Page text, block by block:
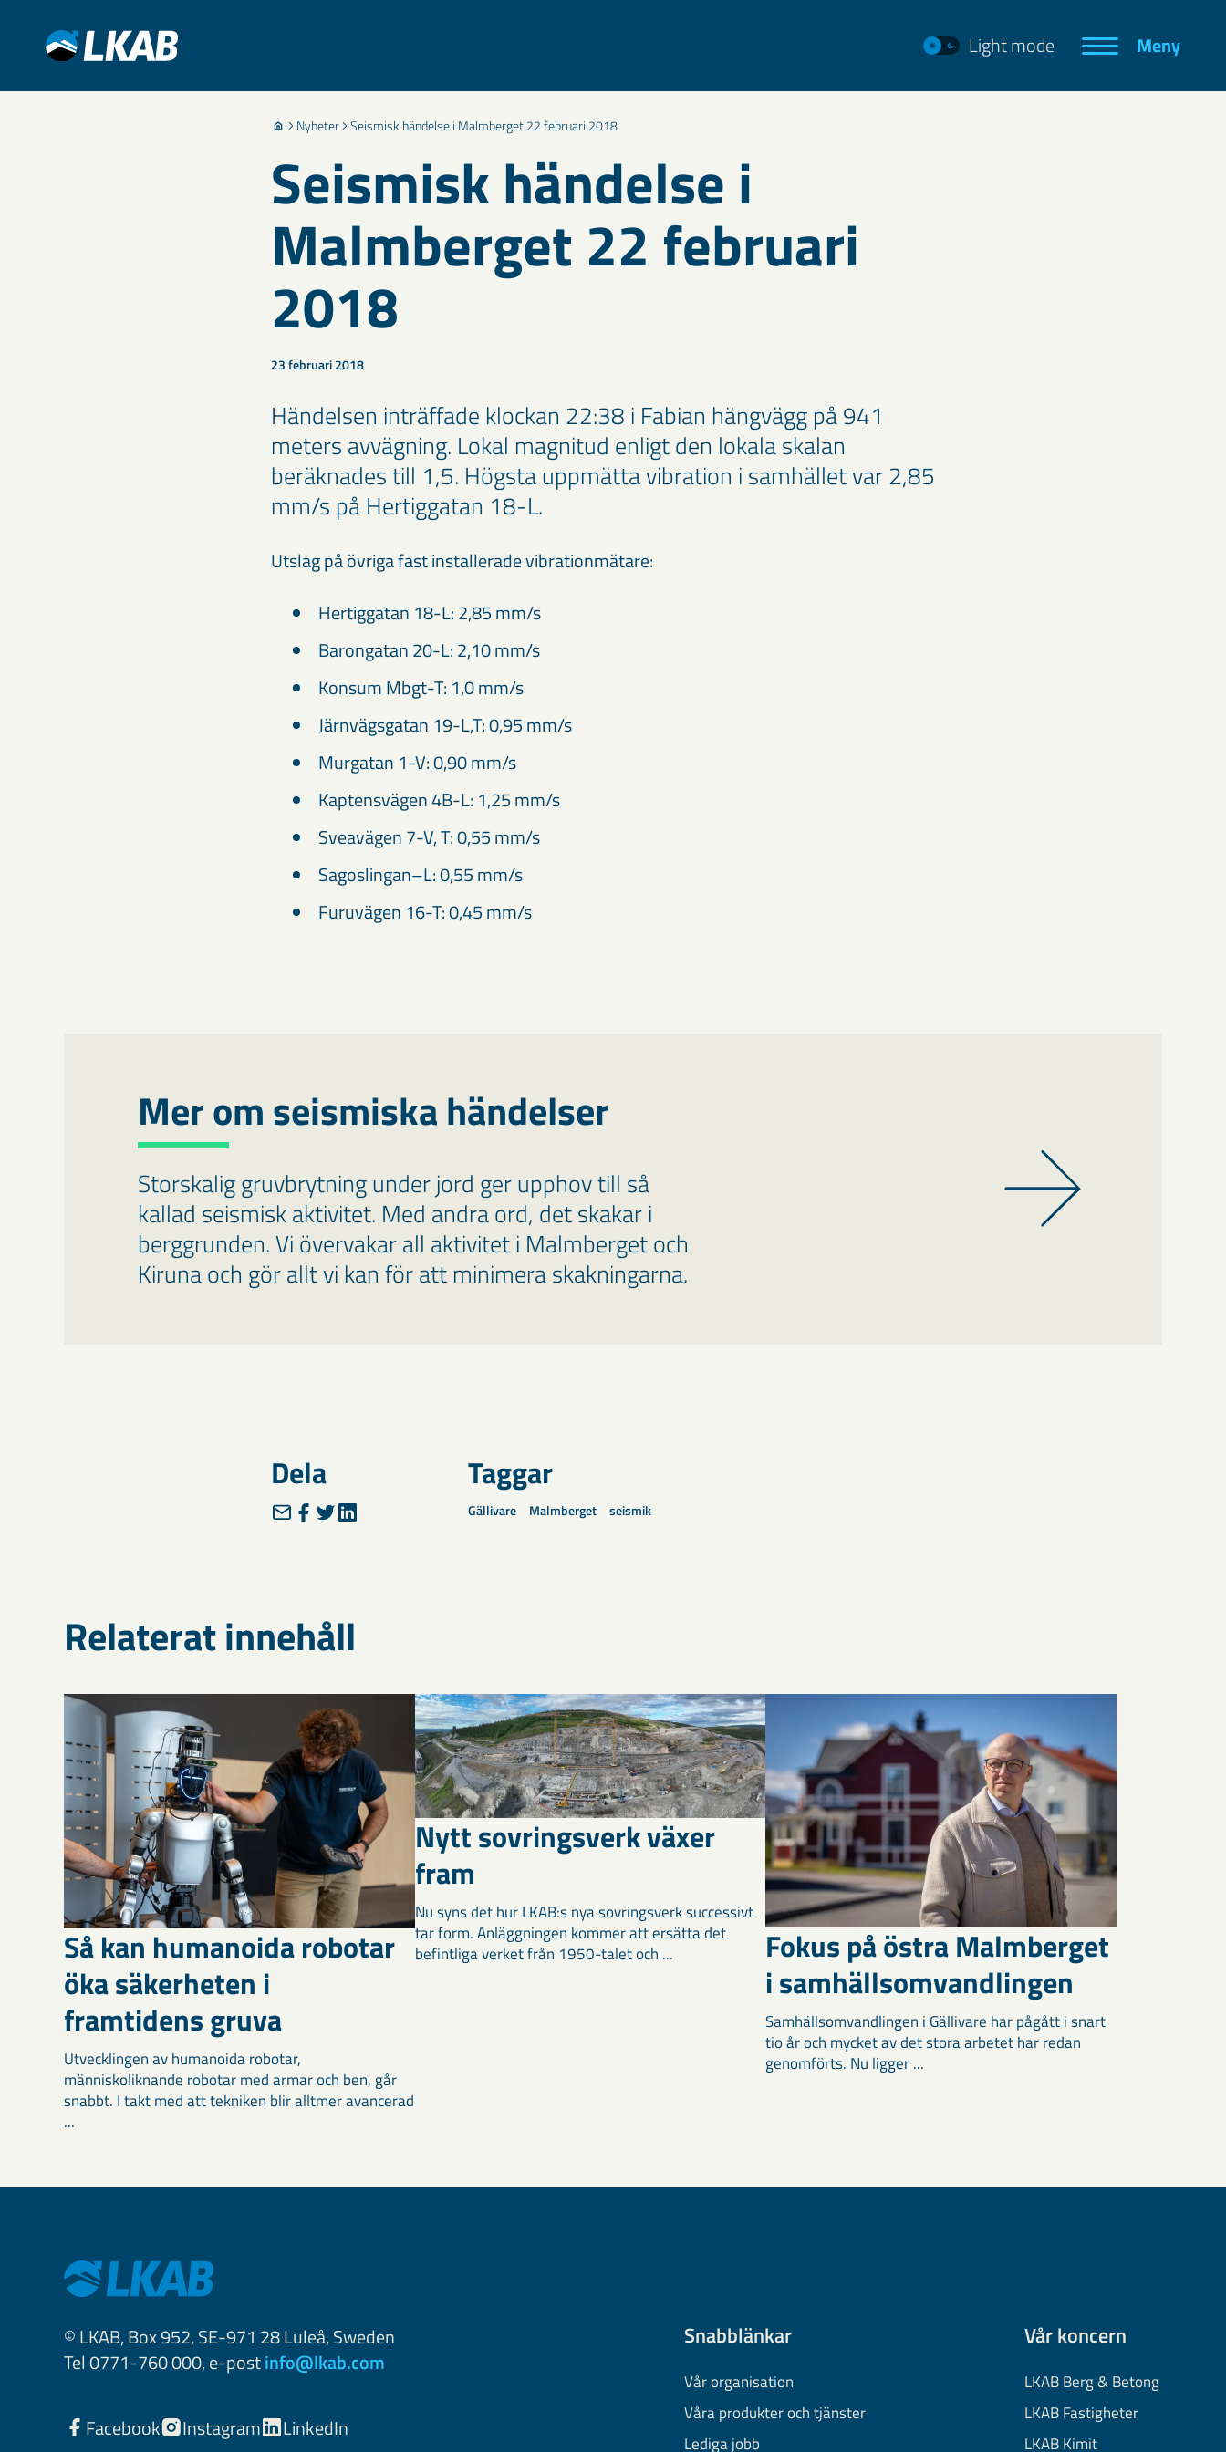
Light mode Meny
Nyheter Seismisk händelse i Malmberget 22 februari 2018
Seismisk händelse i
Malmberget 22 februari
2018
23 februari 2018
Händelsen inträffade klockan 22:38 i Fabian hängvägg på 941
meters avvägning. Lokal magnitud enligt den lokala skalan
beräknades till 1,5. Högsta uppmätta vibration i samhället var 2,85
mm/s på Hertiggatan 18-L.
Utslag på övriga fast installerade vibrationmätare:
Hertiggatan 18-L: 2,85 mm/s
Barongatan 20-L: 2,10 mm/s
Konsum Mbgt-T: 1,0 mm/s
Järnvägsgatan 19-L,T: 0,95 mm/s
Murgatan 1-V: 0,90 mm/s
Kaptensvägen 4B-L: 1,25 mm/s
Sveavägen 7-V, T: 0,55 mm/s
Sagoslingan–L: 0,55 mm/s
Furuvägen 16-T: 0,45 mm/s
Mer om seismiska händelser
Storskalig gruvbrytning under jord ger upphov till så
kallad seismisk aktivitet. Med andra ord, det skakar i
berggrunden. Vi övervakar all aktivitet i Malmberget och
Kiruna och gör allt vi kan för att minimera skakningarna.
Dela Taggar
Gällivare Malmberget seismik
Relaterat innehåll
Så kan humanoida robotar
öka säkerheten i
framtidens gruva
Utvecklingen av humanoida robotar,
människoliknande robotar med armar och ben, går
snabbt. I takt med att tekniken blir alltmer avancerad
...
Nytt sovringsverk växer
fram
Nu syns det hur LKAB:s nya sovringsverk successivt
tar form. Anläggningen kommer att ersätta det
befintliga verket från 1950-talet och ...
Fokus på östra Malmberget
i samhällsomvandlingen
Samhällsomvandlingen i Gällivare har pågått i snart
tio år och mycket av det stora arbetet har redan
genomförts. Nu ligger ...
© LKAB, Box 952, SE-971 28 Luleå, Sweden
Tel 0771-760 000, e-postinfo@lkab.com
Facebook Instagram LinkedIn
Snabblänkar
Vår organisation
Våra produkter och tjänster
Lediga jobb
Vår koncern
LKAB Berg & Betong
LKAB Fastigheter
LKAB Kimit